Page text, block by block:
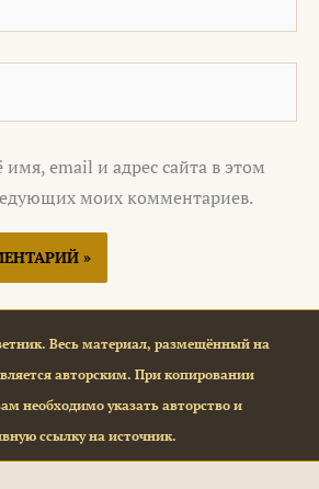
email и адрес сайта в этом
моих комментариев.
Весь материал, размещённый на
авторским. При копировании
необходимо указать авторство и
ссылку на источник.